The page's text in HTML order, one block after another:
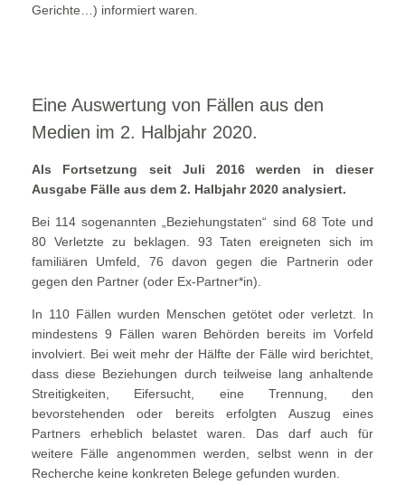
Gerichte…) informiert waren.
Eine Auswertung von Fällen aus den
Medien im 2. Halbjahr 2020.
Als Fortsetzung seit Juli 2016 werden in dieser
Ausgabe Fälle aus dem 2. Halbjahr 2020 analysiert.
Bei 114 sogenannten „Beziehungstaten“ sind 68 Tote und
80 Verletzte zu beklagen. 93 Taten ereigneten sich im
familiären Umfeld, 76 davon gegen die Partnerin oder
gegen den Partner (oder Ex-Partner*in).
In 110 Fällen wurden Menschen getötet oder verletzt. In
mindestens 9 Fällen waren Behörden bereits im Vorfeld
involviert. Bei weit mehr der Hälfte der Fälle wird berichtet,
dass diese Beziehungen durch teilweise lang anhaltende
Streitigkeiten, Eifersucht, eine Trennung, den
bevorstehenden oder bereits erfolgten Auszug eines
Partners erheblich belastet waren. Das darf auch für
weitere Fälle angenommen werden, selbst wenn in der
Recherche keine konkreten Belege gefunden wurden.